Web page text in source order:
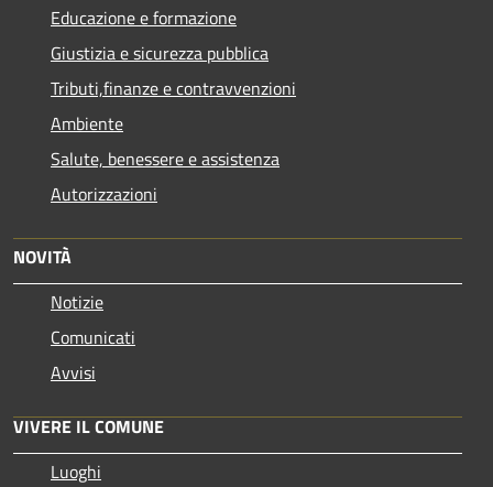
Educazione e formazione
Giustizia e sicurezza pubblica
Tributi,finanze e contravvenzioni
Ambiente
Salute, benessere e assistenza
Autorizzazioni
NOVITÀ
Notizie
Comunicati
Avvisi
VIVERE IL COMUNE
Luoghi